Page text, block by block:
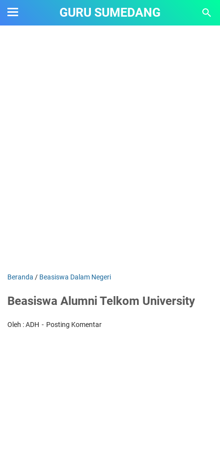
GURU SUMEDANG
Beranda / Beasiswa Dalam Negeri
Beasiswa Alumni Telkom University
Oleh : ADH Posting Komentar